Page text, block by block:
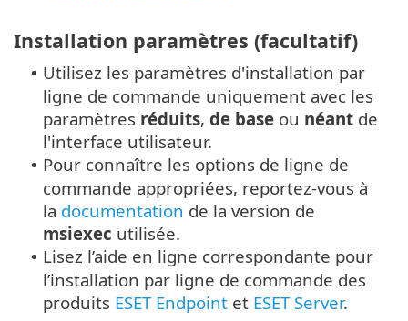
Installation paramètres (facultatif)
• Utilisez les paramètres d'installation par
ligne de commande uniquement avec les
paramètres réduits, de base ou néant de
l'interface utilisateur.
• Pour connaître les options de ligne de
commande appropriées, reportez-vous à
la documentation de la version de
msiexec utilisée.
• Lisez l’aide en ligne correspondante pour
l’installation par ligne de commande des
produits ESET Endpoint et ESET Server.